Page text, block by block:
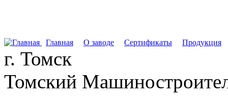
Главная О заводе Сертификаты Продукция
г. Томск
Томский